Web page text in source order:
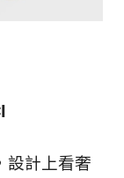
設計上看奢